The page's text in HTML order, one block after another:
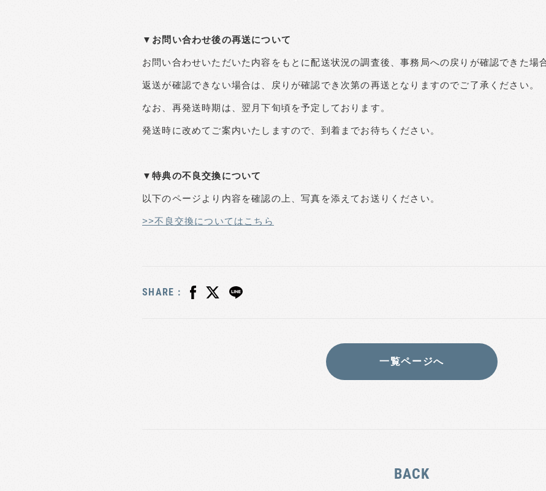
▼お問い合わせ後の再送について
お問い合わせいただいた内容をもとに配送状況の調査後、事務局への戻りが確認できた場
返送が確認できない場合は、戻りが確認でき次第の再送となりますのでご了承ください。
なお、再発送時期は、翌月下旬頃を予定しております。
発送時に改めてご案内いたしますので、到着までお待ちください。
▼特典の不良交換について
以下のページより内容を確認の上、写真を添えてお送りください。
>>不良交換についてはこちら
SHARE :
一覧ページへ
BACK